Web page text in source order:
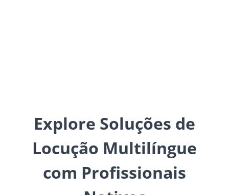
Explore Soluções de
Locução Multilíngue
com Profissionais